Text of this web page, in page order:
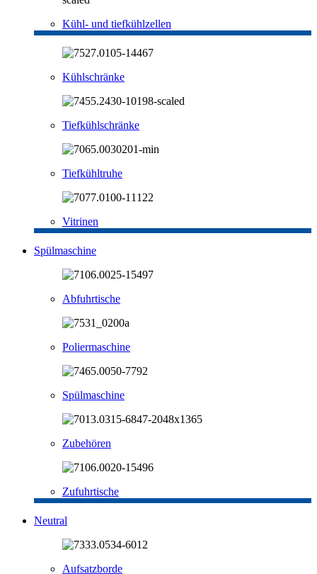
Kühl- und tiefkühlzellen
Kühlschränke
Tiefkühlschränke
Tiefkühltruhe
Vitrinen
Spülmaschine
Abfuhrtische
Poliermaschine
Spülmaschine
Zubehören
Zufuhrtische
Neutral
Aufsatzborde